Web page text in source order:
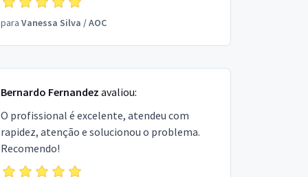
para Vanessa Silva /AOC
Bernardo Fernandez avaliou:
O profissional é excelente, atendeu com
rapidez, atenção e solucionou o problema.
Recomendo!